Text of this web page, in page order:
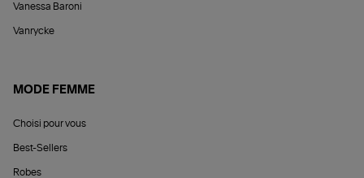
Vanessa Baroni
Vanrycke
MODE FEMME
Choisi pour vous
Best-Sellers
Robes